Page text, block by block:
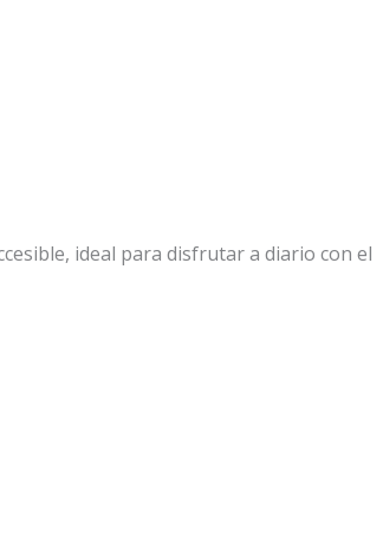
ideal para disfrutar a diario con el